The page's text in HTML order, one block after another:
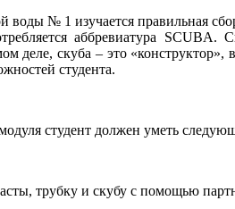
воды № 1 изучается правильная
аббревиатура
деле, скуба – это
студента.
студент должен уметь
трубку и скубу с помощью